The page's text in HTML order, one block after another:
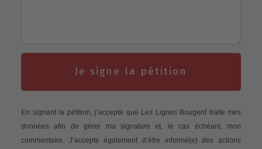
Je signe la pétition
En signant la pétition, j’accepte que Les Lignes Bougent traite mes
données afin de gérer ma signature et, le cas échéant, mon
commentaire. J’accepte également d’être informé(e) des actions